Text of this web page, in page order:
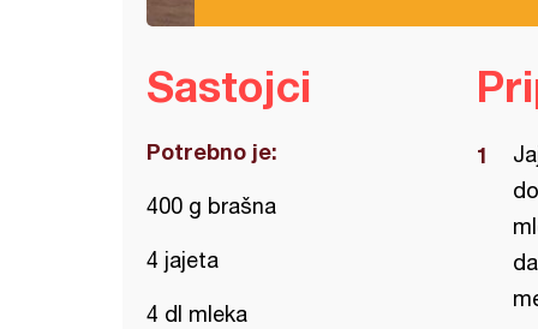
Sastojci
Potrebno je:
400 g brašna
4 jajeta
4 dl mleka